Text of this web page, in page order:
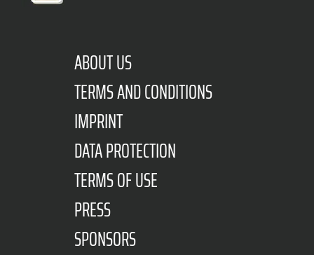
ABOUT US
TERMS AND CONDITIONS
IMPRINT
DATA PROTECTION
TERMS OF USE
PRESS
SPONSORS